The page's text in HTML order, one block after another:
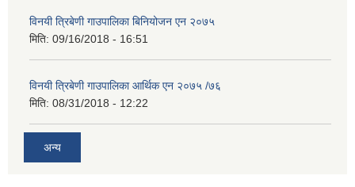
विनयी त्रिबेणी गाउपालिका बिनियोजन एन २०७५
मिति: 09/16/2018 - 16:51
विनयी त्रिबेणी गाउपालिका आर्थिक एन २०७५ /७६
मिति: 08/31/2018 - 12:22
अन्य